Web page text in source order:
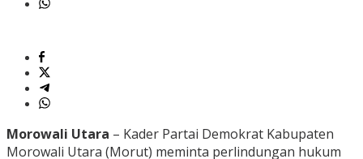
Morowali Utara – Kader Partai Demokrat Kabupaten
Morowali Utara (Morut) meminta perlindungan hukum